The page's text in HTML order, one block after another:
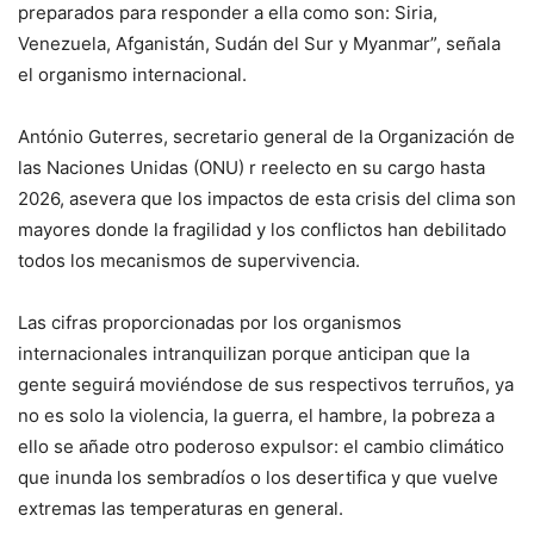
preparados para responder a ella como son: Siria,
Venezuela, Afganistán, Sudán del Sur y Myanmar”, señala
el organismo internacional.
António Guterres, secretario general de la Organización de
las Naciones Unidas (ONU) r reelecto en su cargo hasta
2026, asevera que los impactos de esta crisis del clima son
mayores donde la fragilidad y los conflictos han debilitado
todos los mecanismos de supervivencia.
Las cifras proporcionadas por los organismos
internacionales intranquilizan porque anticipan que la
gente seguirá moviéndose de sus respectivos terruños, ya
no es solo la violencia, la guerra, el hambre, la pobreza a
ello se añade otro poderoso expulsor: el cambio climático
que inunda los sembradíos o los desertifica y que vuelve
extremas las temperaturas en general.